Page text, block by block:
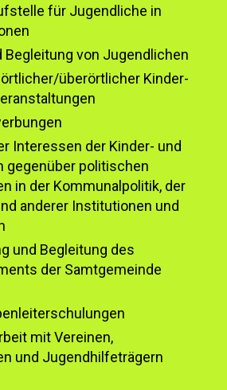
für Jugendliche in
Begleitung von Jugendlichen
überörtlicher Kinder-
Interessen der Kinder- und
gegenüber politischen
in der Kommunalpolitik, der
anderer Institutionen und
und Begleitung des
der Samtgemeinde
mit Vereinen,
und Jugendhilfeträgern